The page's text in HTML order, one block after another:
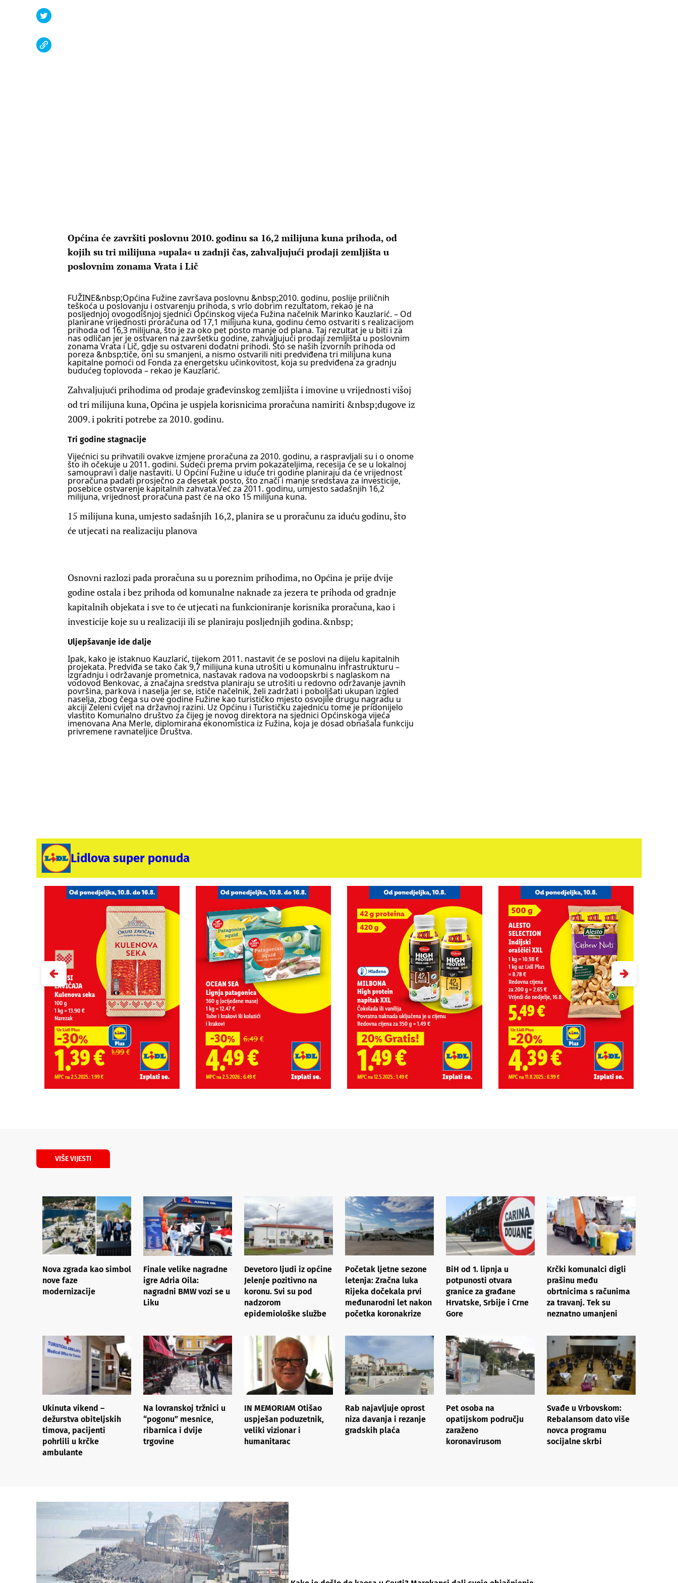
Općina će završiti poslovnu 2010. godinu sa 16,2 milijuna kuna prihoda, od
kojih su tri milijuna »upala« u zadnji čas, zahvaljujući prodaji zemljišta u
poslovnim zonama Vrata i Lič
FUŽINE&nbsp;Općina Fužine završava poslovnu &nbsp;2010. godinu, poslije priličnih
teškoća u poslovanju i ostvarenju prihoda, s vrlo dobrim rezultatom, rekao je na
posljednjoj ovogodišnjoj sjednici Općinskog vijeća Fužina načelnik Marinko Kauzlarić. – Od
planirane vrijednosti proračuna od 17,1 milijuna kuna, godinu ćemo ostvariti s realizacijom
prihoda od 16,3 milijuna, što je za oko pet posto manje od plana. Taj rezultat je u biti i za
nas odličan jer je ostvaren na završetku godine, zahvaljujući prodaji zemljišta u poslovnim
zonama Vrata i Lič, gdje su ostvareni dodatni prihodi. Što se naših izvornih prihoda od
poreza &nbsp;tiče, oni su smanjeni, a nismo ostvarili niti predviđena tri milijuna kuna
kapitalne pomoći od Fonda za energetsku učinkovitost, koja su predviđena za gradnju
budućeg toplovoda – rekao je Kauzlarić.
Zahvaljujući prihodima od prodaje građevinskog zemljišta i imovine u vrijednosti višoj
od tri milijuna kuna, Općina je uspjela korisnicima proračuna namiriti &nbsp;dugove iz
2009. i pokriti potrebe za 2010. godinu.
Tri godine stagnacije
Vijećnici su prihvatili ovakve izmjene proračuna za 2010. godinu, a raspravljali su i o onome
što ih očekuje u 2011. godini. Sudeći prema prvim pokazateljima, recesija će se u lokalnoj
samoupravi i dalje nastaviti. U Općini Fužine u iduće tri godine planiraju da će vrijednost
proračuna padati prosječno za desetak posto, što znači i manje sredstava za investicije,
posebice ostvarenje kapitalnih zahvata.Već za 2011. godinu, umjesto sadašnjih 16,2
milijuna, vrijednost proračuna past će na oko 15 milijuna kuna.
15 milijuna kuna, umjesto sadašnjih 16,2, planira se u proračunu za iduću godinu, što
će utjecati na realizaciju planova
Osnovni razlozi pada proračuna su u poreznim prihodima, no Općina je prije dvije
godine ostala i bez prihoda od komunalne naknade za jezera te prihoda od gradnje
kapitalnih objekata i sve to će utjecati na funkcioniranje korisnika proračuna, kao i
investicije koje su u realizaciji ili se planiraju posljednjih godina.&nbsp;
Uljepšavanje ide dalje
Ipak, kako je istaknuo Kauzlarić, tijekom 2011. nastavit će se poslovi na dijelu kapitalnih
projekata. Predviđa se tako čak 9,7 milijuna kuna utrošiti u komunalnu infrastrukturu –
izgradnju i održavanje prometnica, nastavak radova na vodoopskrbi s naglaskom na
vodovod Benkovac, a značajna sredstva planiraju se utrošiti u redovno održavanje javnih
površina, parkova i naselja jer se, ističe načelnik, želi zadržati i poboljšati ukupan izgled
naselja, zbog čega su ove godine Fužine kao turističko mjesto osvojile drugu nagradu u
akciji Zeleni cvijet na državnoj razini. Uz Općinu i Turističku zajednicu tome je pridonijelo
vlastito Komunalno društvo za čijeg je novog direktora na sjednici Općinskoga vijeća
imenovana Ana Merle, diplomirana ekonomistica iz Fužina, koja je dosad obnašala funkciju
privremene ravnateljice Društva.
Lidlova super ponuda
VIŠE VIJESTI
Nova zgrada kao simbol
nove faze
modernizacije
Finale velike nagradne
igre Adria Oila:
nagradni BMW vozi se u
Liku
Devetoro ljudi iz općine
Jelenje pozitivno na
koronu. Svi su pod
nadzorom
epidemiološke službe
Početak ljetne sezone
letenja: Zračna luka
Rijeka dočekala prvi
međunarodni let nakon
početka koronakrize
BiH od 1. lipnja u
potpunosti otvara
granice za građane
Hrvatske, Srbije i Crne
Gore
Krčki komunalci digli
prašinu među
obrtnicima s računima
za travanj. Tek su
neznatno umanjeni
Ukinuta vikend –
dežurstva obiteljskih
timova, pacijenti
pohrlili u krčke
ambulante
Na lovranskoj tržnici u
“pogonu” mesnice,
ribarnica i dvije
trgovine
IN MEMORIAM Otišao
uspješan poduzetnik,
veliki vizionar i
humanitarac
Rab najavljuje oprost
niza davanja i rezanje
gradskih plaća
Pet osoba na
opatijskom području
zaraženo
koronavirusom
Svađe u Vrbovskom:
Rebalansom dato više
novca programu
socijalne skrbi